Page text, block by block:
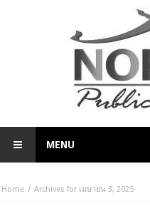
MENU
Home Archives for เมษายน 3, 2025